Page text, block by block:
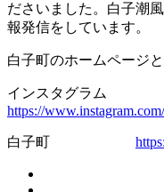
ださいました。白子潮
報発信をしています。
白子町のホームページ
インスタグラム
https://
白子町